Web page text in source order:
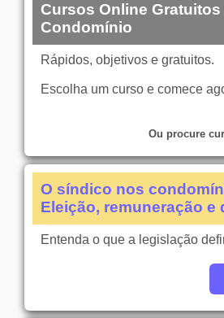
Cursos Online Gratuitos
Condomínio
Rápidos, objetivos e gratuitos.
Escolha um curso e comece
Ou procure
O síndico nos
Eleição, remuneração e
Entenda o que a legislação